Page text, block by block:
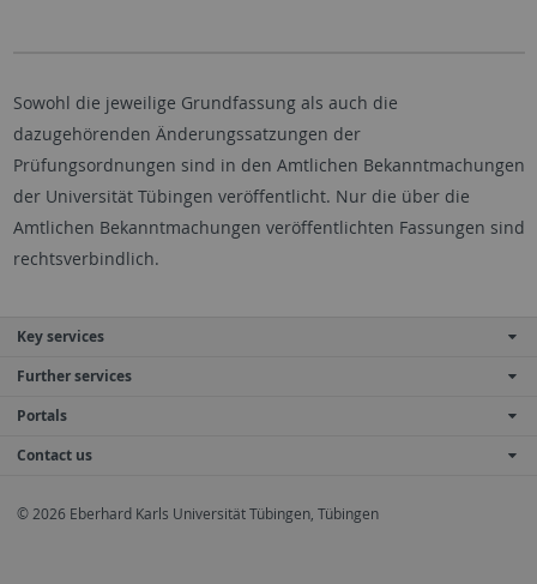
Sowohl die jeweilige Grundfassung als auch die
dazugehörenden Änderungssatzungen der
Prüfungsordnungen sind in den Amtlichen Bekanntmachungen
der Universität Tübingen veröffentlicht. Nur die über die
Amtlichen Bekanntmachungen veröffentlichten Fassungen sind
rechtsverbindlich.
Key services
Further services
Portals
Contact us
© 2026 Eberhard Karls Universität Tübingen, Tübingen